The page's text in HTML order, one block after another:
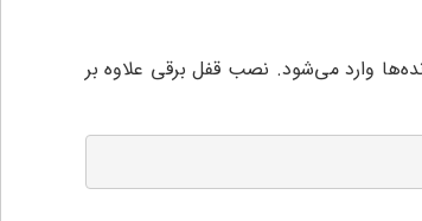
وارد می‌شود. نصب قفل برقی علاوه بر